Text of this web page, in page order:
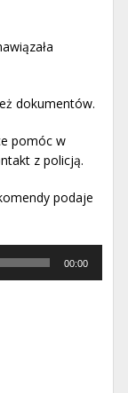
dokumentów.
pomóc w
z policją.
podaje
00:00